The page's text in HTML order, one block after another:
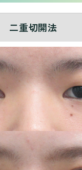
二重切開法